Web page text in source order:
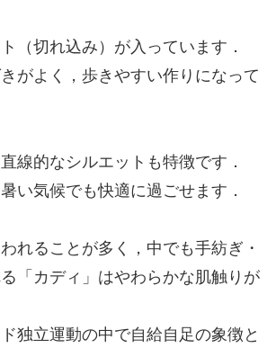
（切れ込み）が入っています．
がよく，歩きやすい作りになって
線的なシルエットも特徴です．
い気候でも快適に過ごせます．
れることが多く，中でも手紡ぎ・
「カディ」はやわらかな肌触りが
独立運動の中で自給自足の象徴と